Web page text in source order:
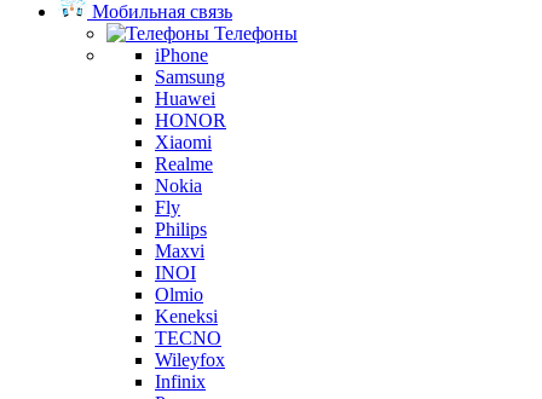
Мобильная связь
Телефоны
iPhone
Samsung
Huawei
HONOR
Xiaomi
Realme
Nokia
Fly
Philips
Maxvi
INOI
Olmio
Keneksi
TECNO
Wileyfox
Infinix